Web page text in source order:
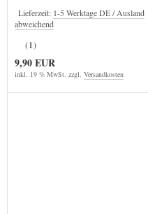
Lieferzeit: 1-5 Werktage DE / Ausland
abweichend
(1)
9,90 EUR
inkl. 19 % MwSt. zzgl. Versandkosten